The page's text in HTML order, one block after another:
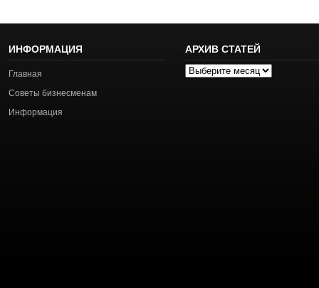
ИНФОРМАЦИЯ
Главная
Советы бизнесменам
Информация
АРХИВ СТАТЕЙ
Архив